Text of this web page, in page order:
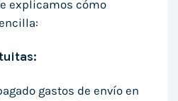
explicamos cómo
gastos de envío en